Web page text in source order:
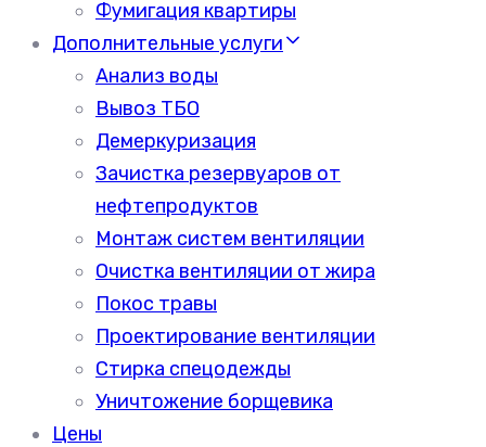
Фумигация квартиры
Дополнительные услуги
Анализ воды
Вывоз ТБО
Демеркуризация
Зачистка резервуаров от
нефтепродуктов
Монтаж систем вентиляции
Очистка вентиляции от жира
Покос травы
Проектирование вентиляции
Стирка спецодежды
Уничтожение борщевика
Цены